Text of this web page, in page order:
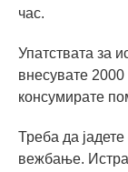
час.
Упатствата за
внесувате
консумирате
Треба да
вежбање.